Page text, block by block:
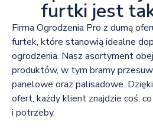
furtki jest
Firma Ogrodzenia Pro z dumą
furtek, które stanowią idealne
ogrodzenia. Nasz asortyment
produktów, w tym bramy
panelowe oraz palisadowe.
ofert, każdy klient znajdzie coś,
i potrzeby.